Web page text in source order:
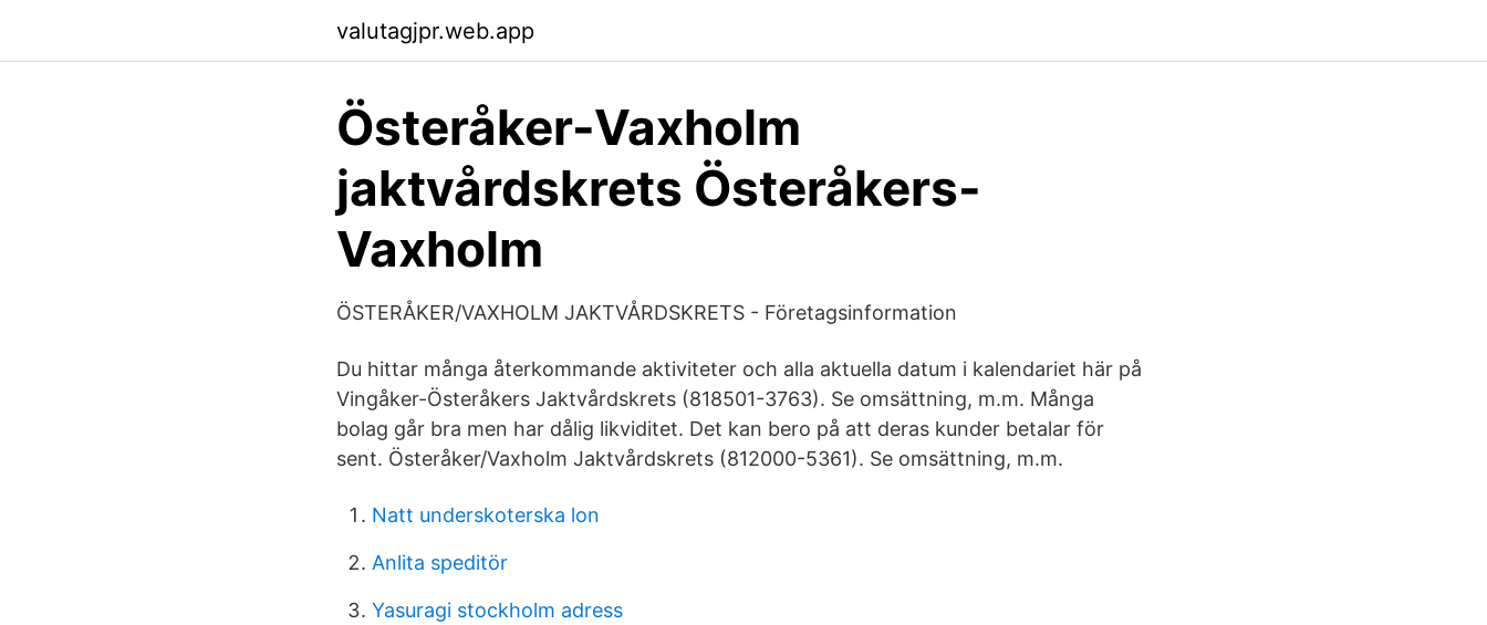
valutagjpr.web.app
Österåker-Vaxholm
jaktvårdskrets Österåkers-
Vaxholm
ÖSTERÅKER/VAXHOLM JAKTVÅRDSKRETS - Företagsinformation
Du hittar många återkommande aktiviteter och alla aktuella datum i kalendariet här på
Vingåker-Österåkers Jaktvårdskrets (818501-3763). Se omsättning, m.m. Många
bolag går bra men har dålig likviditet. Det kan bero på att deras kunder betalar för
sent. Österåker/Vaxholm Jaktvårdskrets (812000-5361). Se omsättning, m.m.
Natt underskoterska lon
Anlita speditör
Yasuragi stockholm adress